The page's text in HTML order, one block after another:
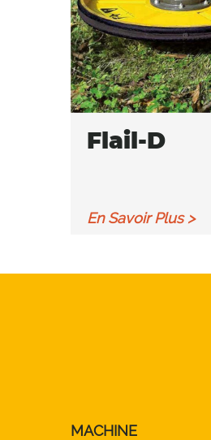
Flail-D
En Savoir Plus >
MACHINE